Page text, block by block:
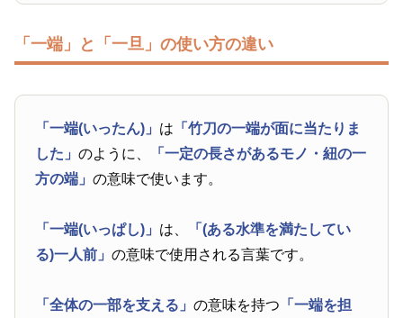
「一端」と「一旦」の使い方の違い
「一端(いったん)」 は 「竹刀の一端が面に当たりま
した」のように、
「一定の長さがあるモノ・紐の一
方の端」の意味で使います。
「一端(いっぱし)」 は、
「(ある水準を満たしてい
る)一人前」の意味で使用される言葉です。
「全体の一部を支える」の意味を持つ 「一端を担